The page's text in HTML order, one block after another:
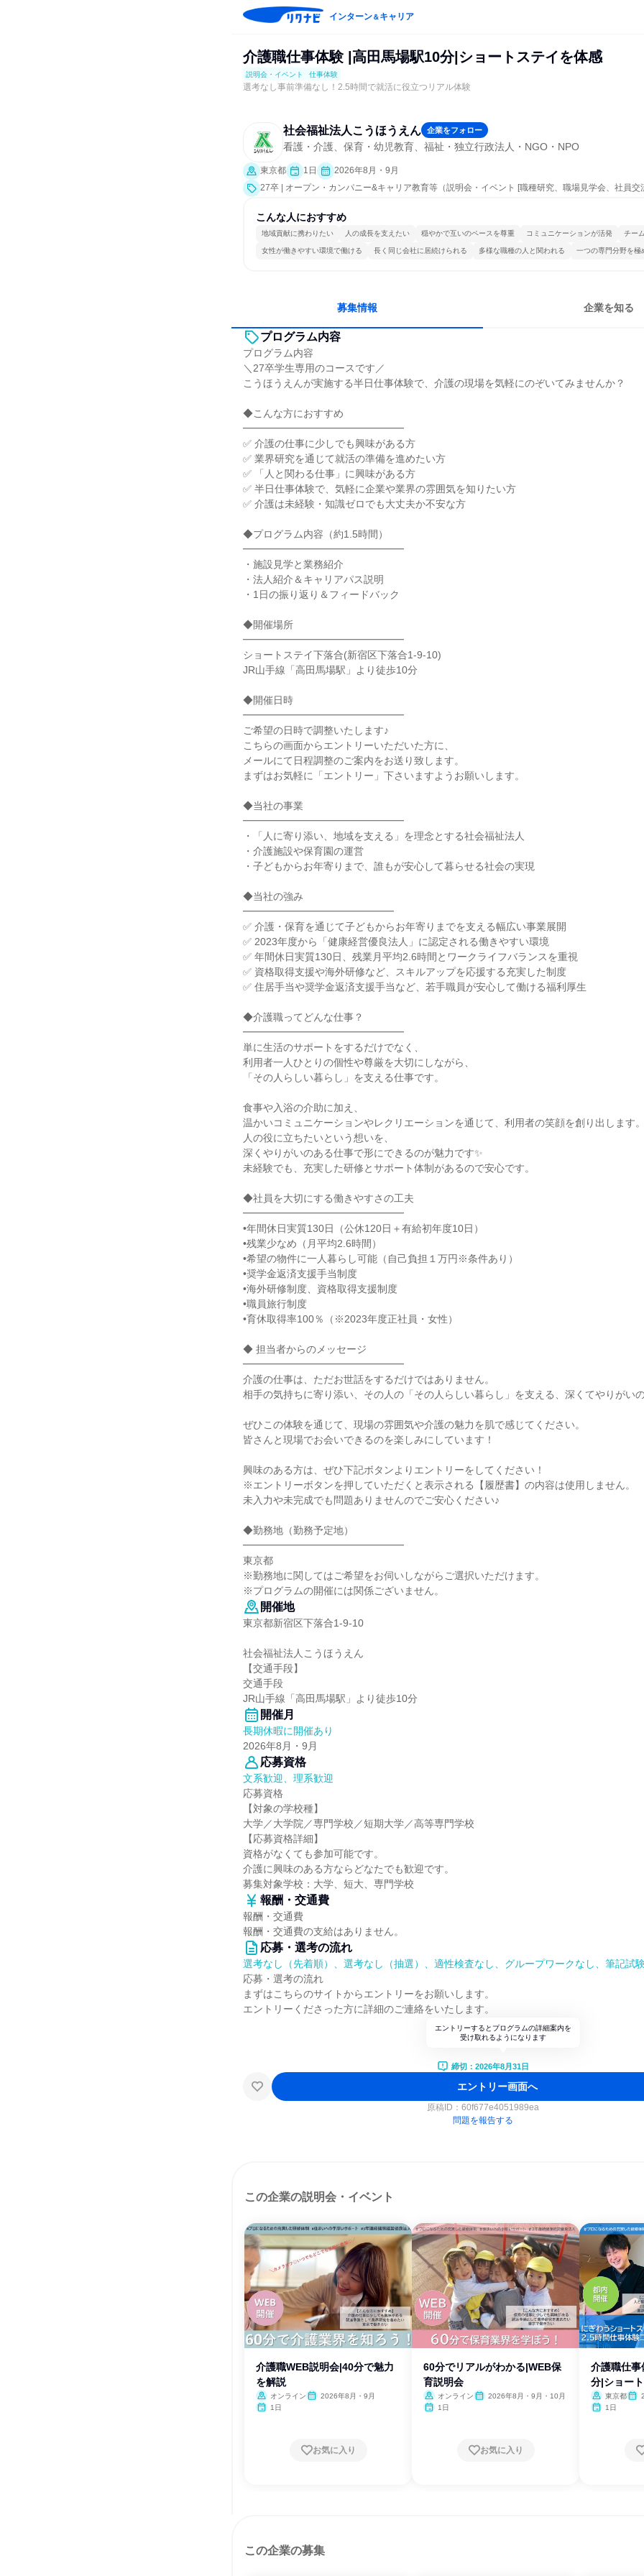
インターン＆キャリア
介護職仕事体験 |高田馬場駅10分|ショートステイを体感
説明会・イベント 仕事体験
選考なし事前準備なし！2.5時間で就活に役立つリアル体験
社会福祉法人こうほうえん 企業をフォロー
看護・介護、保育・幼児教育、福祉・独立行政法人・NGO・NPO
東京都 1日
2026年8月・9月
27卒 | オープン・カンパニー&キャリア教育等（説明会・イベント [職種研究、職場見学会、社員交
こんな人におすすめ
地域貢献に携わりたい 人の成長を支えたい 穏やかで互いのペースを尊重 コミュニケーションが活発 チー
女性が働きやすい環境で働ける 長く同じ会社に居続けられる 多様な職種の人と関われる 一つの専門分野を極
募集情報 企業を知る
プログラム内容
プログラム内容
＼27卒学生専用のコースです／
こうほうえんが実施する半日仕事体験で、介護の現場を気軽にのぞいてみませんか？
◆こんな方におすすめ
━━━━━━━━━━━━━━━━
✅ 介護の仕事に少しでも興味がある方
✅ 業界研究を通じて就活の準備を進めたい方
✅ 「人と関わる仕事」に興味がある方
✅ 半日仕事体験で、気軽に企業や業界の雰囲気を知りたい方
✅ 介護は未経験・知識ゼロでも大丈夫か不安な方
◆プログラム内容（約1.5時間）
━━━━━━━━━━━━━━━━
・施設見学と業務紹介
・法人紹介＆キャリアパス説明
・1日の振り返り＆フィードバック
◆開催場所
━━━━━━━━━━━━━━━━
ショートステイ下落合(新宿区下落合1-9-10)
JR山手線「高田馬場駅」より徒歩10分
◆開催日時
━━━━━━━━━━━━━━━━
ご希望の日時で調整いたします♪
こちらの画面からエントリーいただいた方に、
メールにて日程調整のご案内をお送り致します。
まずはお気軽に「エントリー」下さいますようお願いします。
◆当社の事業
━━━━━━━━━━━━━━━━
・「人に寄り添い、地域を支える」を理念とする社会福祉法人
・介護施設や保育園の運営
・子どもからお年寄りまで、誰もが安心して暮らせる社会の実現
◆当社の強み
━━━━━━━━━━━━━━━
✅ 介護・保育を通じて子どもからお年寄りまでを支える幅広い事業展開
✅ 2023年度から「健康経営優良法人」に認定される働きやすい環境
✅ 年間休日実質130日、残業月平均2.6時間とワークライフバランスを重視
✅ 資格取得支援や海外研修など、スキルアップを応援する充実した制度
✅ 住居手当や奨学金返済支援手当など、若手職員が安心して働ける福利厚生
◆介護職ってどんな仕事？
━━━━━━━━━━━━━━━━
単に生活のサポートをするだけでなく、
利用者一人ひとりの個性や尊厳を大切にしながら、
「その人らしい暮らし」を支える仕事です。
食事や入浴の介助に加え、
温かいコミュニケーションやレクリエーションを通じて、利用者の笑顔を創り出します。
人の役に立ちたいという想いを、
深くやりがいのある仕事で形にできるのが魅力です✨
未経験でも、充実した研修とサポート体制があるので安心です。
◆社員を大切にする働きやすさの工夫
━━━━━━━━━━━━━━━━
•年間休日実質130日（公休120日＋有給初年度10日）
•残業少なめ（月平均2.6時間）
•希望の物件に一人暮らし可能（自己負担１万円※条件あり）
•奨学金返済支援手当制度
•海外研修制度、資格取得支援制度
•職員旅行制度
•育休取得率100％（※2023年度正社員・女性）
◆ 担当者からのメッセージ
━━━━━━━━━━━━━━━━
介護の仕事は、ただお世話をするだけではありません。
相手の気持ちに寄り添い、その人の「その人らしい暮らし」を支える、深くてやりがいの
ぜひこの体験を通じて、現場の雰囲気や介護の魅力を肌で感じてください。
皆さんと現場でお会いできるのを楽しみにしています！
興味のある方は、ぜひ下記ボタンよりエントリーをしてください！
※エントリーボタンを押していただくと表示される【履歴書】の内容は使用しません。
未入力や未完成でも問題ありませんのでご安心ください♪
◆勤務地（勤務予定地）
━━━━━━━━━━━━━━━━
東京都
※勤務地に関してはご希望をお伺いしながらご選択いただけます。
※プログラムの開催には関係ございません。
開催地
東京都新宿区下落合1-9-10
社会福祉法人こうほうえん
【交通手段】
交通手段
JR山手線「高田馬場駅」より徒歩10分
開催月
長期休暇に開催あり
2026年8月・9月
応募資格
文系歓迎、理系歓迎
応募資格
【対象の学校種】
大学／大学院／専門学校／短期大学／高等専門学校
【応募資格詳細】
資格がなくても参加可能です。
介護に興味のある方ならどなたでも歓迎です。
募集対象学校：大学、短大、専門学校
報酬・交通費
報酬・交通費
報酬・交通費の支給はありません。
応募・選考の流れ
選考なし（先着順）、選考なし（抽選）、適性検査なし、グループワークなし、筆記試
応募・選考の流れ
まずはこちらのサイトからエントリーをお願いします。
エントリーくださった方に詳細のご連絡をいたします。
エントリーするとプログラムの詳細案内を
受け取れるようになります
締切：2026年8月31日
エントリー画面へ
原稿ID： 60f677e4051989ea
問題を報告する
この企業の説明会・イベント
介護職WEB説明会|40分で魅力
を解説
オンライン
2026年8月・9月
1日
お気に入り
60分でリアルがわかる|WEB保
育説明会
オンライン
2026年8月・9月・10月
1日
お気に入り
介護職仕
分|ショー
東京都
1日
この企業の募集